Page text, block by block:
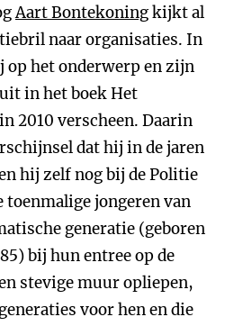
Aart Bontekoningkijkt al
naar organisaties. In
op het onderwerp en zijn
in het boek Het
2010 verscheen. Daarin
dat hij in de jaren
hij zelf nog bij de Politie
jongeren van
generatie (geboren
bij hun entree op de
stevige muur opliepen,
voor hen en die